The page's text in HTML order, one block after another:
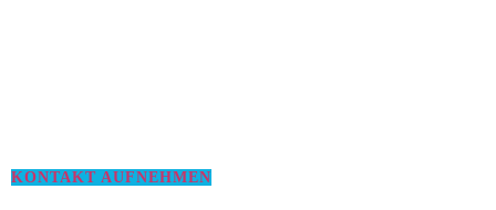
KONTAKT AUFNEHMEN